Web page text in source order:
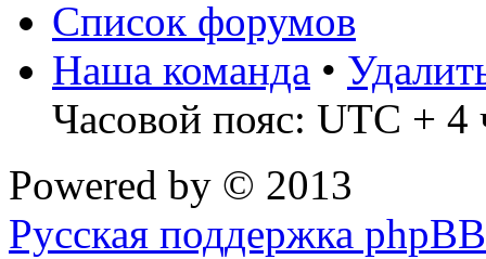
Список форумов
Наша команда •
Часовой пояс: UTC + 4
Powered by © 2013
Русская поддержка phpBB